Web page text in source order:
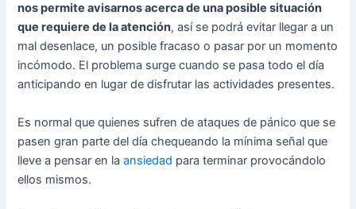
nos permite avisarnos acerca de una posible situación
que requiere de la atención, así se podrá evitar llegar a un
mal desenlace, un posible fracaso o pasar por un momento
incómodo. El problema surge cuando se pasa todo el día
anticipando en lugar de disfrutar las actividades presentes.
Es normal que quienes sufren de ataques de pánico que se
pasen gran parte del día chequeando la mínima señal que
lleve a pensar en la ansiedad para terminar provocándolo
ellos mismos.